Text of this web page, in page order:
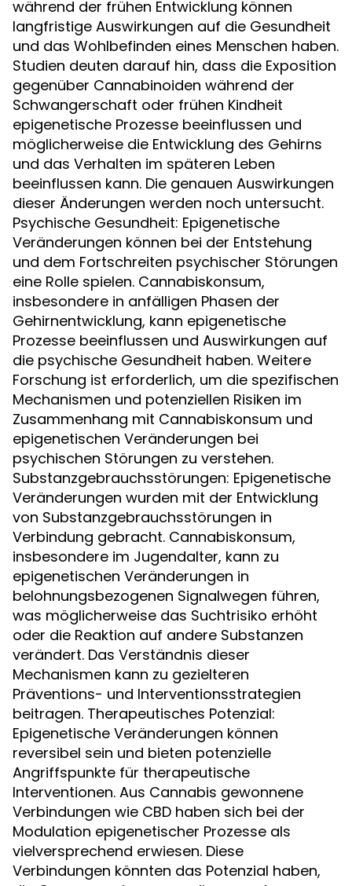
während der frühen Entwicklung können
langfristige Auswirkungen auf die Gesundheit
und das Wohlbefinden eines Menschen haben.
Studien deuten darauf hin, dass die Exposition
gegenüber Cannabinoiden während der
Schwangerschaft oder frühen Kindheit
epigenetische Prozesse beeinflussen und
möglicherweise die Entwicklung des Gehirns
und das Verhalten im späteren Leben
beeinflussen kann. Die genauen Auswirkungen
dieser Änderungen werden noch untersucht.
Psychische Gesundheit: Epigenetische
Veränderungen können bei der Entstehung
und dem Fortschreiten psychischer Störungen
eine Rolle spielen. Cannabiskonsum,
insbesondere in anfälligen Phasen der
Gehirnentwicklung, kann epigenetische
Prozesse beeinflussen und Auswirkungen auf
die psychische Gesundheit haben. Weitere
Forschung ist erforderlich, um die spezifischen
Mechanismen und potenziellen Risiken im
Zusammenhang mit Cannabiskonsum und
epigenetischen Veränderungen bei
psychischen Störungen zu verstehen.
Substanzgebrauchsstörungen: Epigenetische
Veränderungen wurden mit der Entwicklung
von Substanzgebrauchsstörungen in
Verbindung gebracht. Cannabiskonsum,
insbesondere im Jugendalter, kann zu
epigenetischen Veränderungen in
belohnungsbezogenen Signalwegen führen,
was möglicherweise das Suchtrisiko erhöht
oder die Reaktion auf andere Substanzen
verändert. Das Verständnis dieser
Mechanismen kann zu gezielteren
Präventions- und Interventionsstrategien
beitragen. Therapeutisches Potenzial:
Epigenetische Veränderungen können
reversibel sein und bieten potenzielle
Angriffspunkte für therapeutische
Interventionen. Aus Cannabis gewonnene
Verbindungen wie CBD haben sich bei der
Modulation epigenetischer Prozesse als
vielversprechend erwiesen. Diese
Verbindungen könnten das Potenzial haben,